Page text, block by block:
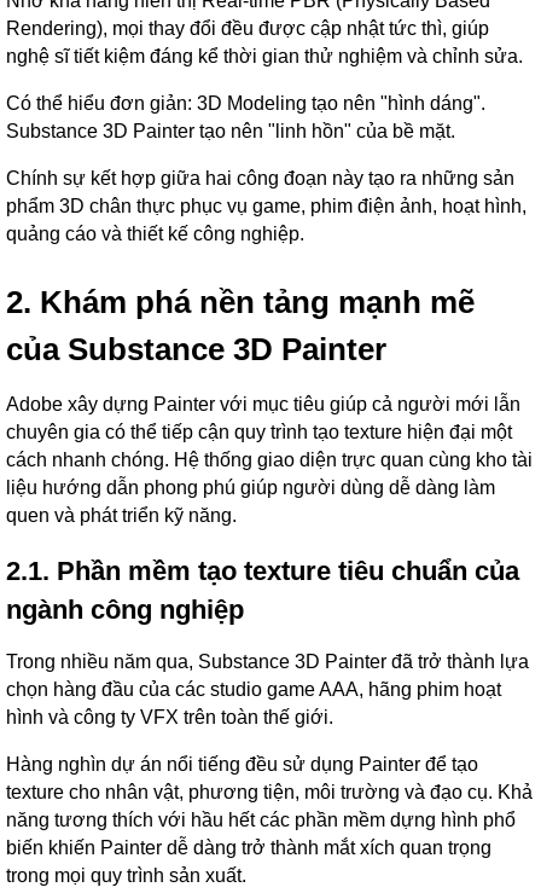
Rendering), mọi thay đổi đều được cập nhật tức thì, giúp
nghệ sĩ tiết kiệm đáng kể thời gian thử nghiệm và chỉnh sửa.
Có thể hiểu đơn giản: 3D Modeling tạo nên "hình dáng".
Substance 3D Painter tạo nên "linh hồn" của bề mặt.
Chính sự kết hợp giữa hai công đoạn này tạo ra những sản
phẩm 3D chân thực phục vụ game, phim điện ảnh, hoạt hình,
quảng cáo và thiết kế công nghiệp.
2. Khám phá nền tảng mạnh mẽ
của Substance 3D Painter
Adobe xây dựng Painter với mục tiêu giúp cả người mới lẫn
chuyên gia có thể tiếp cận quy trình tạo texture hiện đại một
cách nhanh chóng. Hệ thống giao diện trực quan cùng kho tài
liệu hướng dẫn phong phú giúp người dùng dễ dàng làm
quen và phát triển kỹ năng.
2.1. Phần mềm tạo texture tiêu chuẩn của
ngành công nghiệp
Trong nhiều năm qua, Substance 3D Painter đã trở thành lựa
chọn hàng đầu của các studio game AAA, hãng phim hoạt
hình và công ty VFX trên toàn thế giới.
Hàng nghìn dự án nổi tiếng đều sử dụng Painter để tạo
texture cho nhân vật, phương tiện, môi trường và đạo cụ. Khả
năng tương thích với hầu hết các phần mềm dựng hình phổ
biến khiến Painter dễ dàng trở thành mắt xích quan trọng
trong mọi quy trình sản xuất.